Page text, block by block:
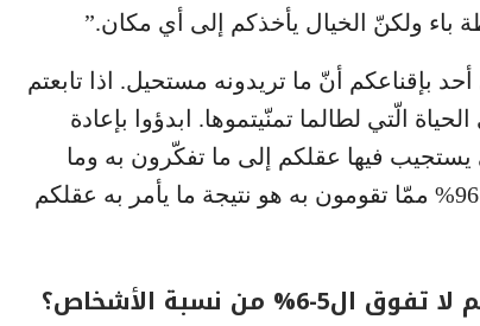
ولكنّ الخيال يأخذكم إلى أي مكان.”
بإقناعكم أنّ ما تريدونه مستحيل. اذا تابعتم
الّتي لطالما تمنّيتموها. ابدؤوا بإعادة
يستجيب فيها عقلكم إلى ما تفكّرون به وما
تفعلونه. الحقيقة التّي لا يمكن التّشكيك بها أنّ 96% ممّا تقومون به هو نتيجة ما يأمر به عقلكم
نسبة الأشخاص؟